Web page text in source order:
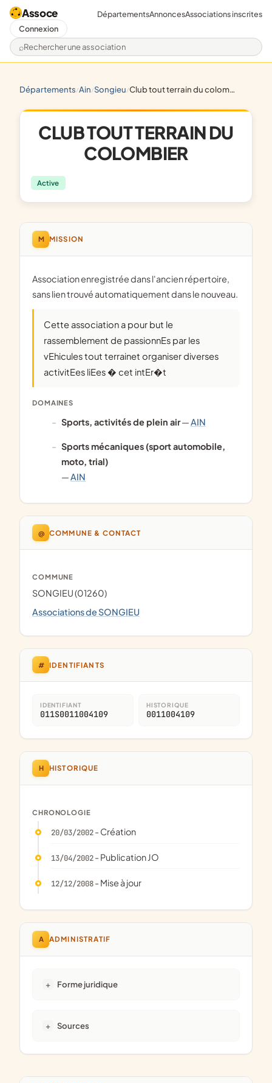
Assoce
Rechercher une association
DépartementsAnnoncesAssociations inscrites
Connexion
départements/ ain/ songieu/ club tout terrain du colombier
CLUB TOUT TERRAIN DU
COLOMBIER
Active
M MISSION
Association enregistrée dans l'ancien répertoire,
sans lien trouvé automatiquement dans le nouveau.
Cette association a pour but le
rassemblement de passionnEs par les
vEhicules tout terrainet organiser diverses
activitEes liEes � cet intEr�t
DOMAINES
Sports, activités de plein air—AIN
Sports mécaniques (sport automobile,
moto, trial)
—AIN
@ COMMUNE & CONTACT
COMMUNE
SONGIEU (01260)
Associations de SONGIEU
# IDENTIFIANTS
IDENTIFIANT
011S0011004109
HISTORIQUE
0011004109
H HISTORIQUE
CHRONOLOGIE
20/03/2002- Création
13/04/2002- Publication JO
12/12/2008- Mise à jour
A ADMINISTRATIF
Forme juridique
Sources